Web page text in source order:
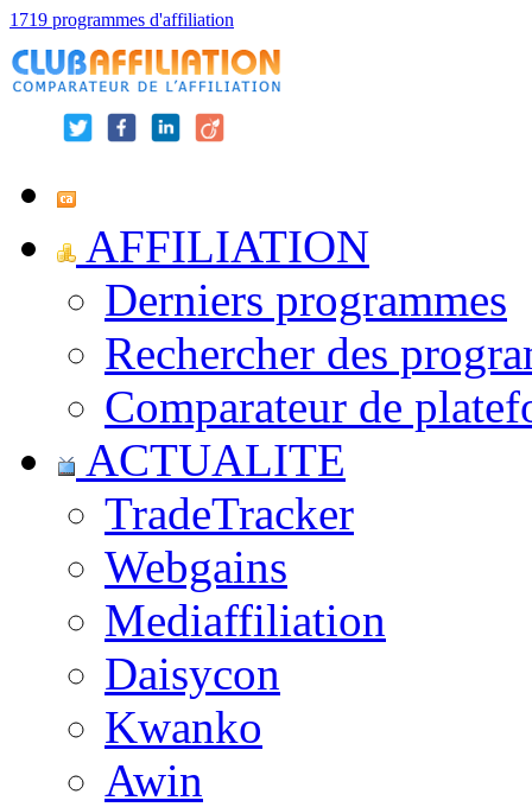
1719 programmes d'affiliation
AFFILIATION
Derniers programmes
Rechercher des
Comparateur de
ACTUALITE
TradeTracker
Webgains
Mediaffiliation
Daisycon
Kwanko
Awin